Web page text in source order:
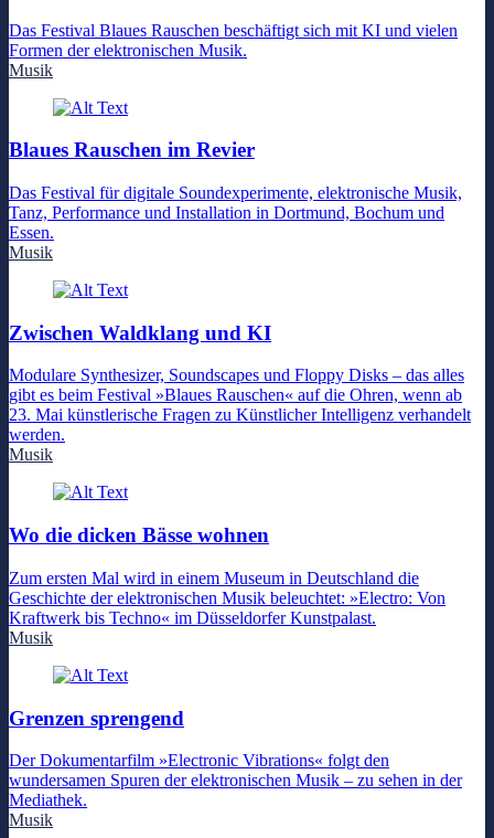
Das Festival Blaues Rauschen beschäftigt sich mit KI und vielen
Formen der elektronischen Musik.
Musik
Blaues Rauschen im Revier
Das Festival für digitale Soundexperimente, elektronische Musik,
Tanz, Performance und Installation in Dortmund, Bochum und
Essen.
Musik
Zwischen Waldklang und KI
Modulare Synthesizer, Soundscapes und Floppy Disks – das alles
gibt es beim Festival »Blaues Rauschen« auf die Ohren, wenn ab
23. Mai künstlerische Fragen zu Künstlicher Intelligenz verhandelt
werden.
Musik
Wo die dicken Bässe wohnen
Zum ersten Mal wird in einem Museum in Deutschland die
Geschichte der elektronischen Musik beleuchtet: »Electro: Von
Kraftwerk bis Techno« im Düsseldorfer Kunstpalast.
Musik
Grenzen sprengend
Der Dokumentarfilm »Electronic Vibrations« folgt den
wundersamen Spuren der elektronischen Musik – zu sehen in der
Mediathek.
Musik